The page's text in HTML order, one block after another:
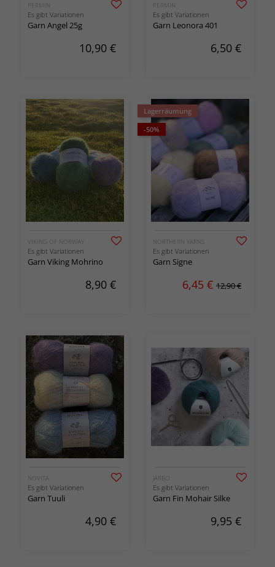
PERMIN
Es gibt Variationen
Garn Angel 25g
10,90 €
PERMIN
Es gibt Variationen
Garn Leonora 401
6,50 €
VIKING OF NORWAY
Es gibt Variationen
Garn Viking Mohrino
8,90 €
Lagerräumung
-50%
NORTHERN YARNS
Es gibt Variationen
Garn Signe
6,45 € 12,90 €
NOVITA
Es gibt Variationen
Garn Tuuli
4,90 €
JÄRBO
Es gibt Variationen
Garn Fin Mohair Silke
9,95 €